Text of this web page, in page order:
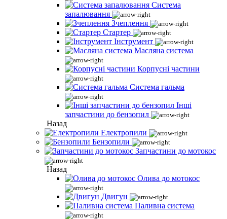
Система
запалювання
Зчеплення
Стартер
Інструмент
Масляна система
Корпусні частини
Система гальма
Інші
запчастини до бензопил
Назад
Електропили
Бензопили
Запчастини до мотокос
Назад
Олива до мотокос
Двигун
Паливна система